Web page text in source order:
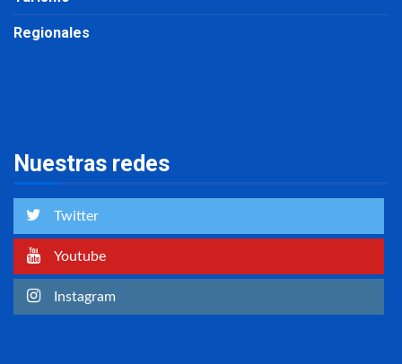
Regionales
Nuestras redes
Twitter
Youtube
Instagram